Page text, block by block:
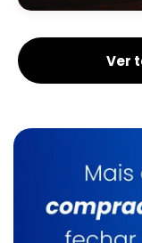
Com Wire O
Ver